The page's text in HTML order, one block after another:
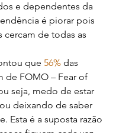
e dependentes da
é piorar pois
cercam de todas as
que 56% das
de FOMO – Fear of
seja, medo de estar
deixando de saber
Esta é a suposta razão